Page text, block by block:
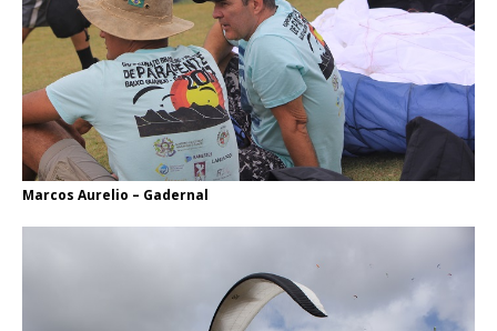
Marcos Aurelio – Gadernal